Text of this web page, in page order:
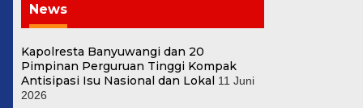
News
Kapolresta Banyuwangi dan 20
Pimpinan Perguruan Tinggi Kompak
Antisipasi Isu Nasional dan Lokal 11 Juni
2026